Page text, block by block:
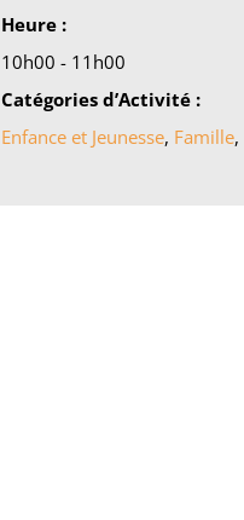
Heure :
10h00 - 11h00
Catégories d’Activité :
Enfance et Jeunesse, Famille,